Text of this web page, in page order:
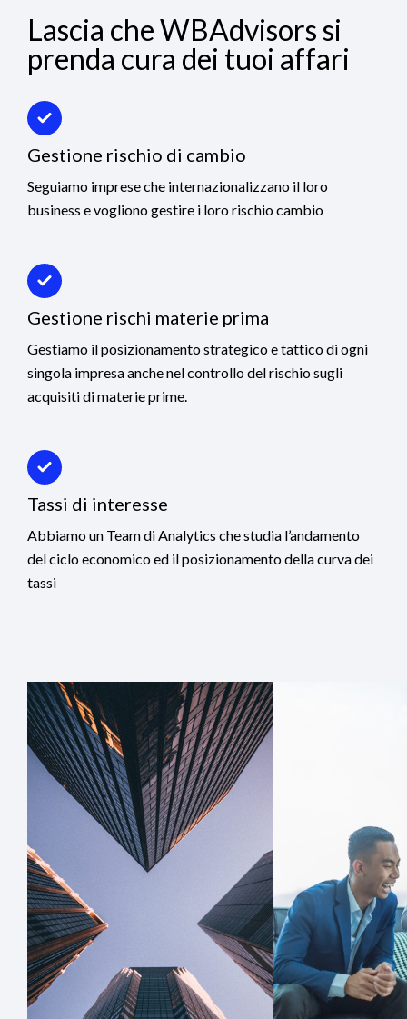
Lascia che WBAdvisors si
prenda cura dei tuoi affari
Gestione rischio di cambio
Seguiamo imprese che internazionalizzano il loro
business e vogliono gestire i loro rischio cambio
Gestione rischi materie prima
Gestiamo il posizionamento strategico e tattico di ogni
singola impresa anche nel controllo del rischio sugli
acquisiti di materie prime.
Tassi di interesse
Abbiamo un Team di Analytics che studia l’andamento
del ciclo economico ed il posizionamento della curva dei
tassi